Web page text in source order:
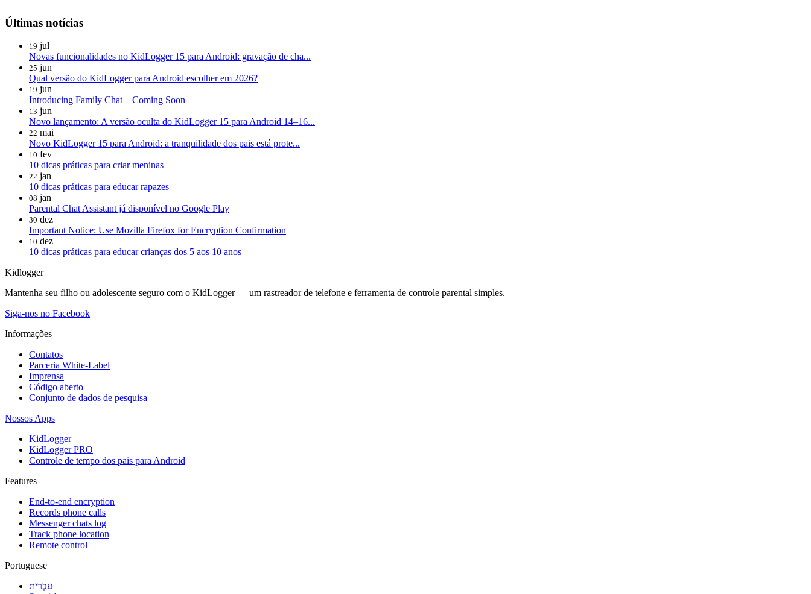
Últimas notícias
19 jul
Novas funcionalidades no KidLogger 15 para Android: gravação de cha...
25 jun
Qual versão do KidLogger para Android escolher em 2026?
19 jun
Introducing Family Chat – Coming Soon
13 jun
Novo lançamento: A versão oculta do KidLogger 15 para Android 14–16...
22 mai
Novo KidLogger 15 para Android: a tranquilidade dos pais está prote...
10 fev
10 dicas práticas para criar meninas
22 jan
10 dicas práticas para educar rapazes
08 jan
Parental Chat Assistant já disponível no Google Play
30 dez
Important Notice: Use Mozilla Firefox for Encryption Confirmation
10 dez
10 dicas práticas para educar crianças dos 5 aos 10 anos
Kidlogger
Mantenha seu filho ou adolescente seguro com o KidLogger — um rastreador de telefone e ferramenta de controle parental simples.
Siga-nos no Facebook
Informações
Contatos
Parceria White-Label
Imprensa
Código aberto
Conjunto de dados de pesquisa
Nossos Apps
KidLogger
KidLogger PRO
Controle de tempo dos pais para Android
Features
End-to-end encryption
Records phone calls
Messenger chats log
Track phone location
Remote control
Portuguese
עִבְרִית